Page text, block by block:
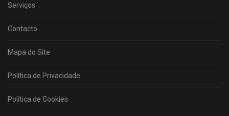
Serviços
Contacto
Mapa do Site
Política de Privacidade
Política de Cookies